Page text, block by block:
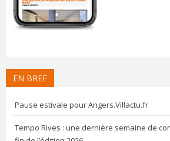
EN BREF
Pause estivale pour Angers.Villactu.fr
Tempo Rives : une dernière semaine de